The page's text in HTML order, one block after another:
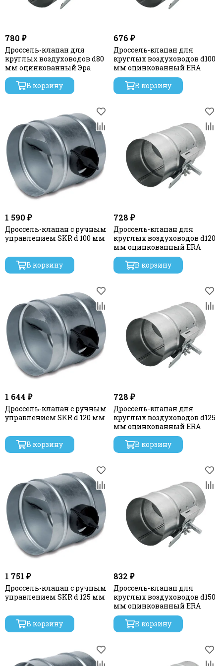
780 ₽
Дроссель-клапан для
круглых воздуховодов d80
мм оцинкованный Эра
В корзину
676 ₽
Дроссель-клапан для
круглых воздуховодов d100
мм оцинкованный ERA
В корзину
1 590 ₽
Дроссель-клапан с ручным
управлением SKR d 100 мм
В корзину
728 ₽
Дроссель-клапан для
круглых воздуховодов d120
мм оцинкованный ERA
В корзину
1 644 ₽
Дроссель-клапан с ручным
управлением SKR d 120 мм
В корзину
728 ₽
Дроссель-клапан для
круглых воздуховодов d125
мм оцинкованный ERA
В корзину
1 751 ₽
Дроссель-клапан с ручным
управлением SKR d 125 мм
В корзину
832 ₽
Дроссель-клапан для
круглых воздуховодов d150
мм оцинкованный ERA
В корзину